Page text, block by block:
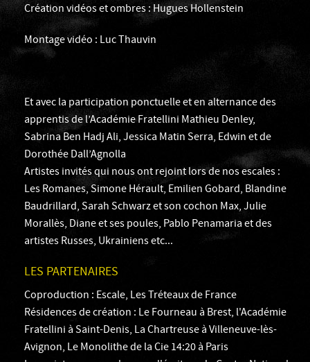
Création vidéos et ombres : Hugues Hollenstein
Montage vidéo : Luc Thauvin
Et avec la participation ponctuelle et en alternance des
apprentis de l’Académie Fratellini Mathieu Denley,
Sabrina Ben Hadj Ali, Jessica Matin Serra, Edwin et de
Dorothée Dall’Agnolla
Artistes invités qui nous ont rejoint lors de nos escales :
Les Romanes, Simone Hérault, Emilien Gobard, Blandine
Baudrillard, Sarah Schwarz et son cochon Max, Julie
Morallès, Diane et ses poules, Pablo Penamaria et des
artistes Russes, Ukrainiens etc...
LES PARTENAIRES
Coproduction : Escale, Les Tréteaux de France
Résidences de création : Le Fourneau à Brest, l'Académie
Fratellini à Saint-Denis, La Chartreuse à Villeneuve-lès-
Avignon, Le Monolithe de la Cie 14:20 à Paris